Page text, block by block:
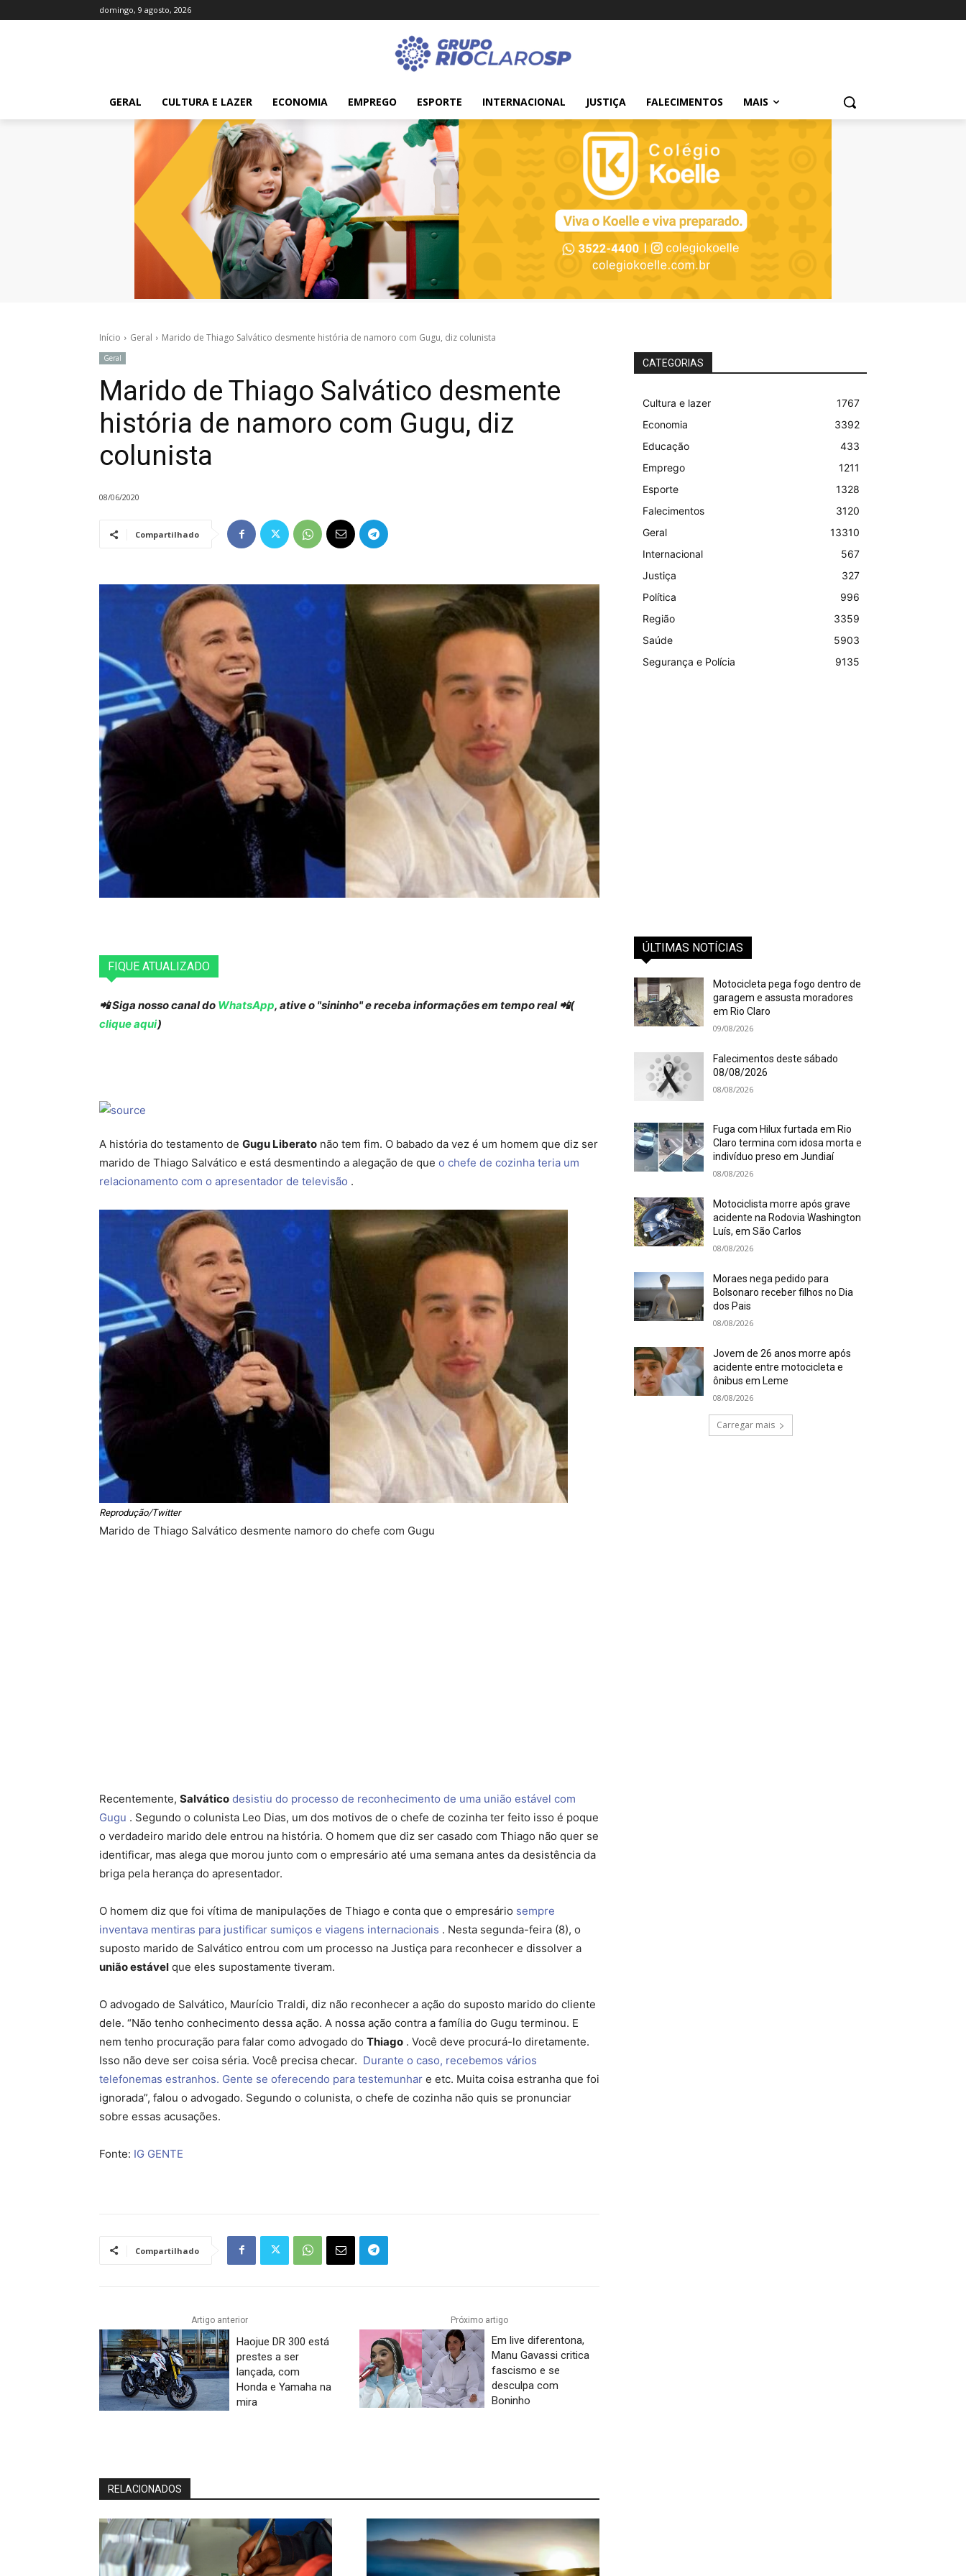
domingo, 9 agosto, 2026
GERAL CULTURA E LAZER ECONOMIA EMPREGO ESPORTE INTERNACIONAL JUSTIÇA FALECIMENTOS MAIS
Início Geral Marido de Thiago Salvático desmente história de namoro com Gugu, diz colunista
Geral
Marido de Thiago Salvático desmente
história de namoro com Gugu, diz
colunista
08/06/2020
Compartilhado
FIQUE ATUALIZADO
📲 Siga nosso canal do WhatsApp, ative o "sininho" e receba informações em tempo real 📲(
clique aqui)
A história do testamento de Gugu Liberato não tem fim. O babado da vez é um homem que diz ser
marido de Thiago Salvático e está desmentindo a alegação de que o chefe de cozinha teria um
relacionamento com o apresentador de televisão .
Reprodução/Twitter
Marido de Thiago Salvático desmente namoro do chefe com Gugu
Recentemente, Salvático desistiu do processo de reconhecimento de uma união estável com
Gugu . Segundo o colunista Leo Dias, um dos motivos de o chefe de cozinha ter feito isso é poque
o verdadeiro marido dele entrou na história. O homem que diz ser casado com Thiago não quer se
identificar, mas alega que morou junto com o empresário até uma semana antes da desistência da
briga pela herança do apresentador.
O homem diz que foi vítima de manipulações de Thiago e conta que o empresário sempre
inventava mentiras para justificar sumiços e viagens internacionais . Nesta segunda-feira (8), o
suposto marido de Salvático entrou com um processo na Justiça para reconhecer e dissolver a
união estável que eles supostamente tiveram.
O advogado de Salvático, Maurício Traldi, diz não reconhecer a ação do suposto marido do cliente
dele. “Não tenho conhecimento dessa ação. A nossa ação contra a família do Gugu terminou. E
nem tenho procuração para falar como advogado do Thiago . Você deve procurá-lo diretamente.
Isso não deve ser coisa séria. Você precisa checar. Durante o caso, recebemos vários
telefonemas estranhos. Gente se oferecendo para testemunhar e etc. Muita coisa estranha que foi
ignorada”, falou o advogado. Segundo o colunista, o chefe de cozinha não quis se pronunciar
sobre essas acusações.
Fonte: IG GENTE
Compartilhado
Artigo anterior
Haojue DR 300 está
prestes a ser
lançada, com
Honda e Yamaha na
mira
Próximo artigo
Em live diferentona,
Manu Gavassi critica
fascismo e se
desculpa com
Boninho
RELACIONADOS
CATEGORIAS
Cultura e lazer
1767
Economia
3392
Educação
433
Emprego
1211
Esporte
1328
Falecimentos
3120
Geral
13310
Internacional
567
Justiça
327
Política
996
Região
3359
Saúde
5903
Segurança e Polícia
9135
ÚLTIMAS NOTÍCIAS
Motocicleta pega fogo dentro de
garagem e assusta moradores
em Rio Claro
09/08/2026
Falecimentos deste sábado
08/08/2026
08/08/2026
Fuga com Hilux furtada em Rio
Claro termina com idosa morta e
indivíduo preso em Jundiaí
08/08/2026
Motociclista morre após grave
acidente na Rodovia Washington
Luís, em São Carlos
08/08/2026
Moraes nega pedido para
Bolsonaro receber filhos no Dia
dos Pais
08/08/2026
Jovem de 26 anos morre após
acidente entre motocicleta e
ônibus em Leme
08/08/2026
Carregar mais